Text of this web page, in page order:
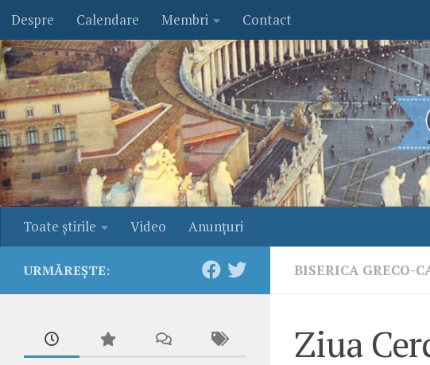
Skip to content
Despre Calendare Membri Contact
Toate ştirile Video Anunţuri
BISERICA GRECO-
Ziua
URMĂREȘTE: